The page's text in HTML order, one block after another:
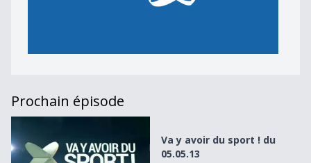
Prochain épisode
Va y avoir du sport ! du
05.05.13